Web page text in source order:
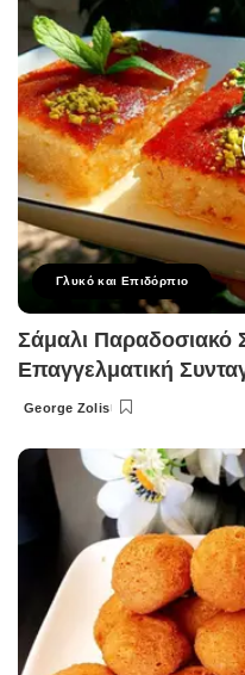
Γλυκό και Επιδόρπιο
Σάμαλι Παραδοσιακό
Επαγγελματική
Posted
George Zolis